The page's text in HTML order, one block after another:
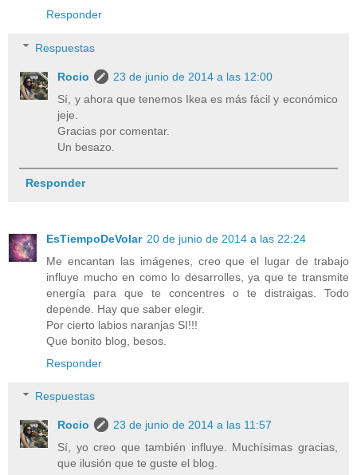
Responder
Respuestas
Rocio
23 de junio de 2014 a las 12:00
Sí, y ahora que tenemos Ikea es más fácil y económico
jeje.
Gracias por comentar.
Un besazo.
Responder
EsTiempoDeVolar 20 de junio de 2014 a las 22:24
Me encantan las imágenes, creo que el lugar de trabajo
influye mucho en como lo desarrolles, ya que te transmite
energía para que te concentres o te distraigas. Todo
depende. Hay que saber elegir.
Por cierto labios naranjas SI!!!
Que bonito blog, besos.
Responder
Respuestas
Rocio
23 de junio de 2014 a las 11:57
Sí, yo creo que también influye. Muchísimas gracias,
que ilusión que te guste el blog.